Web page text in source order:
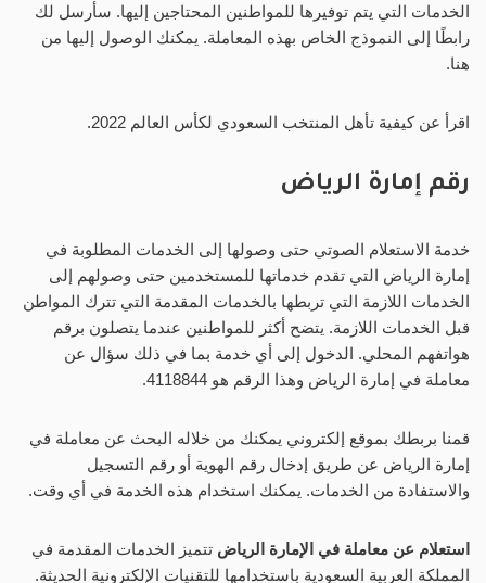
الخدمات التي يتم توفيرها للمواطنين المحتاجين إليها. سأرسل لك
رابطًا إلى النموذج الخاص بهذه المعاملة. يمكنك الوصول إليها من
هنا.
اقرأ عن كيفية تأهل المنتخب السعودي لكأس العالم 2022.
رقم إمارة الرياض
خدمة الاستعلام الصوتي حتى وصولها إلى الخدمات المطلوبة في
إمارة الرياض التي تقدم خدماتها للمستخدمين حتى وصولهم إلى
الخدمات اللازمة التي تربطها بالخدمات المقدمة التي تترك المواطن
قبل الخدمات اللازمة. يتضح أكثر للمواطنين عندما يتصلون برقم
هواتفهم المحلي. الدخول إلى أي خدمة بما في ذلك سؤال عن
معاملة في إمارة الرياض وهذا الرقم هو 4118844.
قمنا بربطك بموقع إلكتروني يمكنك من خلاله البحث عن معاملة في
إمارة الرياض عن طريق إدخال رقم الهوية أو رقم التسجيل
والاستفادة من الخدمات. يمكنك استخدام هذه الخدمة في أي وقت.
استعلام عن معاملة في الإمارة الرياض تتميز الخدمات المقدمة في
المملكة العربية السعودية باستخدامها للتقنيات الإلكترونية الحديثة.